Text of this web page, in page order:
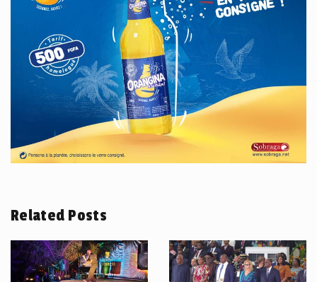
Related Posts